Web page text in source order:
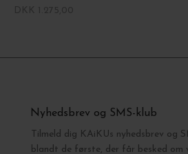
Nyhedsbrev og SMS-klub
Tilmeld dig KAiKUs nyhedsbrev og
blandt de første, der får besked om